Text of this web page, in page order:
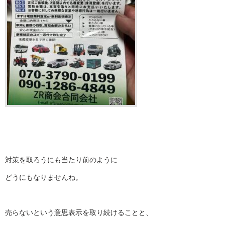
対策を取ろうにも当たり前のように
どうにもなりませんね。
売らないという意思表示を取り続けることと、